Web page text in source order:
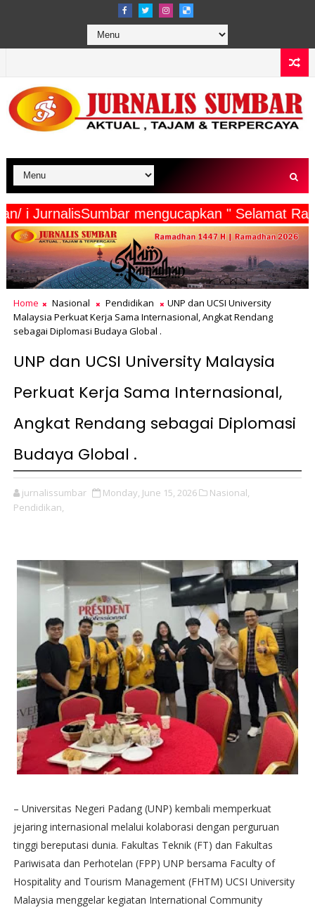
i JurnalisSumbar mengucapkan "
Home Nasional Pendidikan
UNP dan UCSI University
Malaysia Perkuat Kerja Sama Internasional, Angkat Rendang
sebagai Diplomasi Budaya Global .
UNP dan UCSI University Malaysia
Perkuat Kerja Sama Internasional,
Angkat Rendang sebagai Diplomasi
Budaya Global .
jurnalissumbar Monday, June 15, 2026
Nasional,
Pendidikan,
– Universitas Negeri Padang (UNP) kembali memperkuat
jejaring internasional melalui kolaborasi dengan perguruan
tinggi bereputasi dunia. Fakultas Teknik (FT) dan Fakultas
Pariwisata dan Perhotelan (FPP) UNP bersama Faculty of
Hospitality and Tourism Management (FHTM) UCSI University
Malaysia menggelar kegiatan International Community